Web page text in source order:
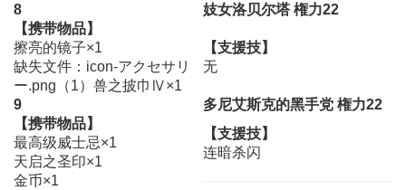
8
妓女洛贝尔塔 権力22
【携带物品】
擦亮的镜子×1
缺失文件：icon-アクセサリ
ー.png（1）兽之披巾Ⅳ×1
【支援技】
无
9
多尼艾斯克的黑手党 権力22
【携带物品】
最高级威士忌×1
天启之圣印×1
金币×1
【支援技】
连暗杀闪